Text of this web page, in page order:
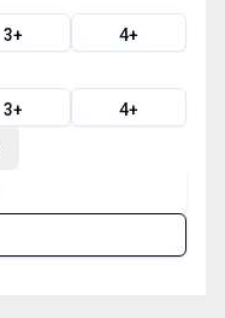
3+ 4+
3+ 4+